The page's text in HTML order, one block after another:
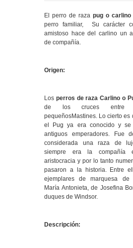
El perro de raza pug o carlino
perro familiar, Su carácter
amistoso hace del carlino un
de compañía.
Origen:
Los perros de raza Carlino o
de los cruces entre
pequeñosMastines. Lo cierto es
el Pug ya era conocido y
antiguos emperadores. Fue
considerada una raza de
siempre era la compañía
aristocracia y por lo tanto
pasaron a la historia. Entre
ejemplares de marquesa de
María Antonieta, de Josefina
duques de Windsor.
Descripción: